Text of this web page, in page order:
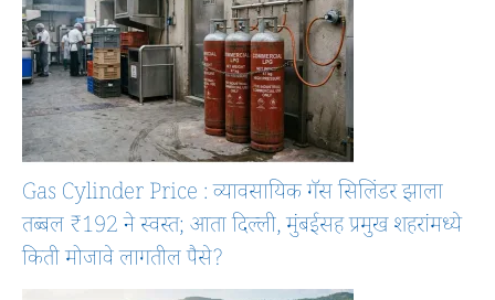
Gas Cylinder Price : व्यावसायिक गॅस सिलिंडर झाला
तब्बल ₹192 ने स्वस्त; आता दिल्ली, मुंबईसह प्रमुख शहरांमध्ये
किती मोजावे लागतील पैसे?